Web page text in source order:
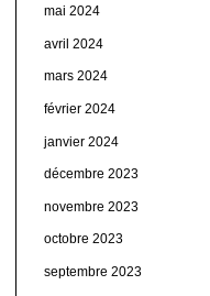
mai 2024
avril 2024
mars 2024
février 2024
janvier 2024
décembre 2023
novembre 2023
octobre 2023
septembre 2023